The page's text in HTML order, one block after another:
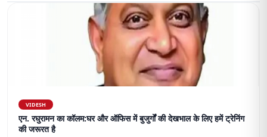
VIDESH
एन. रघुरामन का कॉलम:घर और ऑफिस में बुजुर्गों की देखभाल के लिए हमें ट्रेनिंग
की जरूरत है